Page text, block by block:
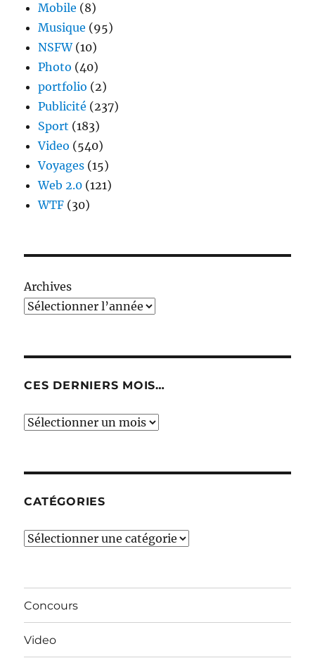
Mobile (8)
Musique (95)
NSFW(10)
Photo (40)
portfolio (2)
Publicité (237)
Sport (183)
Video (540)
Voyages (15)
Web 2.0 (121)
WTF (30)
Archives
CES DERNIERS MOIS…
Ces
CATÉGORIES
Catégories
Concours
Video